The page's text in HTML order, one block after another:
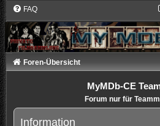
FAQ
Foren-Übersicht
MyMDb-CE
Forum nur für
Information